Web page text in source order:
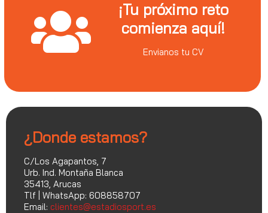
¡Tu próximo reto
comienza aquí!
Envianos tu CV
¿Donde estamos?
C/Los Agapantos, 7
Urb. Ind. Montaña Blanca
35413, Arucas
Tlf | WhatsApp: 608858707
Email: clientes@estadiosport.es